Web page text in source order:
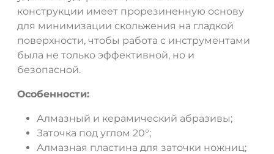
конструкции имеет прорезиненную основу
для минимизации скольжения на гладкой
поверхности, чтобы работа с инструментами
была не только эффективной, но и
безопасной.
Особенности:
Алмазный и керамический абразивы;
Заточка под углом 20°;
Алмазная пластина для заточки ножниц;